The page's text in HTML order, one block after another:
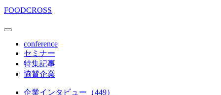
FOODCROSS
conference
セミナー
特集記事
協賛企業
企業インタビュー（449）